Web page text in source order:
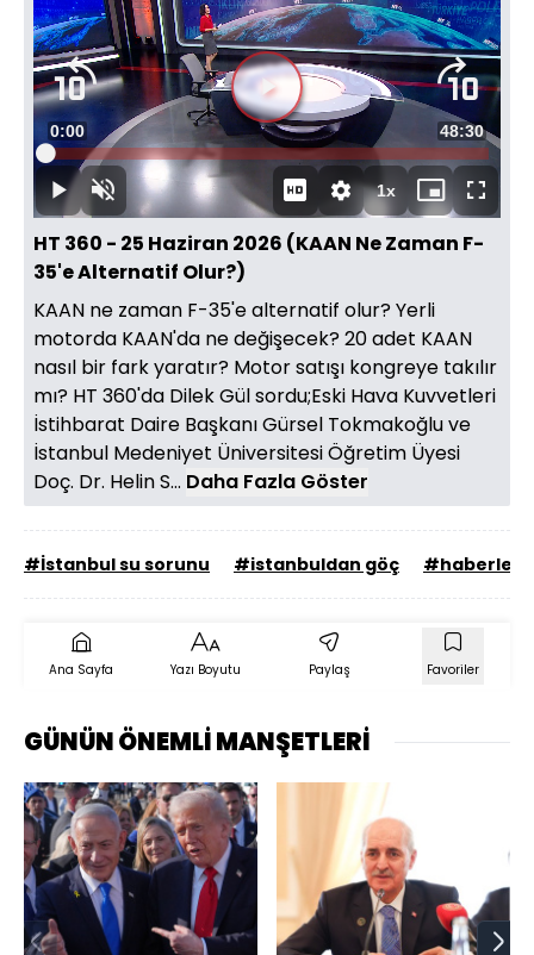
Videoyu
Oynat
OynatSesi
Aç
Süre
0:00 Toplam
Süre
48:30
Yüklendi:
0.34%
1xOynatma
Hızı
Mini
oynatıcı
Tam
Ekran
HT 360 - 25 Haziran 2026 (KAAN Ne Zaman F-
35'e Alternatif Olur?)
KAAN ne zaman F-35'e alternatif olur? Yerli
motorda KAAN'da ne değişecek? 20 adet KAAN
nasıl bir fark yaratır? Motor satışı kongreye takılır
mı? HT 360'da Dilek Gül sordu;Eski Hava Kuvvetleri
İstihbarat Daire Başkanı Gürsel Tokmakoğlu ve
İstanbul Medeniyet Üniversitesi Öğretim Üyesi
Doç. Dr. Helin S... Daha Fazla Göster
#İstanbul su sorunu #istanbuldan göç #haberler
Ana Sayfa Yazı Boyutu Paylaş Favoriler
GÜNÜN ÖNEMLİ MANŞETLERİ